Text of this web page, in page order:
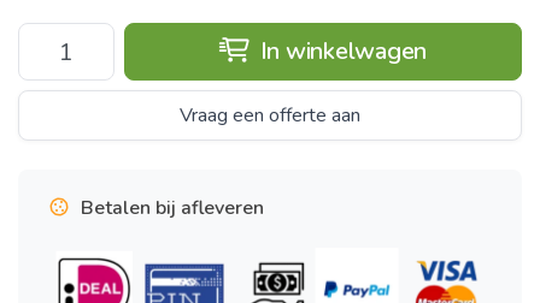
In winkelwagen
Vraag een offerte aan
Betalen bij afleveren